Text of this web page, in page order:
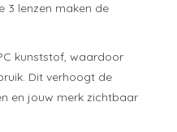
3 lenzen maken de
kunststof, waardoor
Dit verhoogt de
en jouw merk zichtbaar